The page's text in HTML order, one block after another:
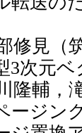
見（
3次元
輔，滝
ージン